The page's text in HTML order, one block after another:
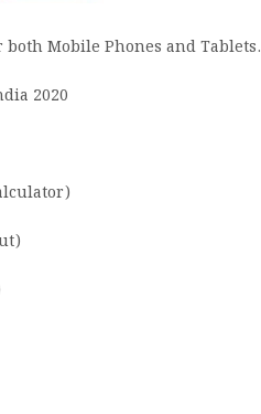
Mobile Phones and Tablets.
2020